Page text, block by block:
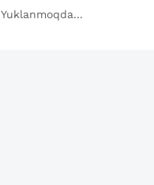
Yuklanmoqda...